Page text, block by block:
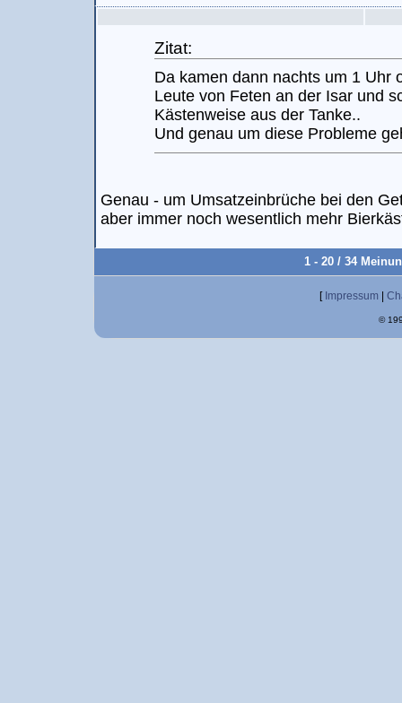
Zitat:
Da kamen dann nachts um 1 Uhr
Leute von Feten an der Isar und
Kästenweise aus der Tanke..
Und genau um diese Probleme
Genau - um Umsatzeinbrüche bei den
aber immer noch wesentlich mehr
1 - 20 / 34
[ Impressum
©